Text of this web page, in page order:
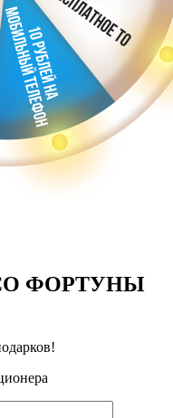
ФОРТУНЫ